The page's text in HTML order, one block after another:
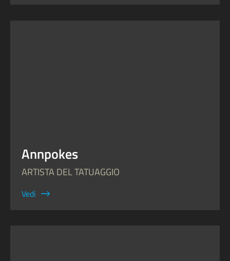
Annpokes
ARTISTA DEL TATUAGGIO
Vedi